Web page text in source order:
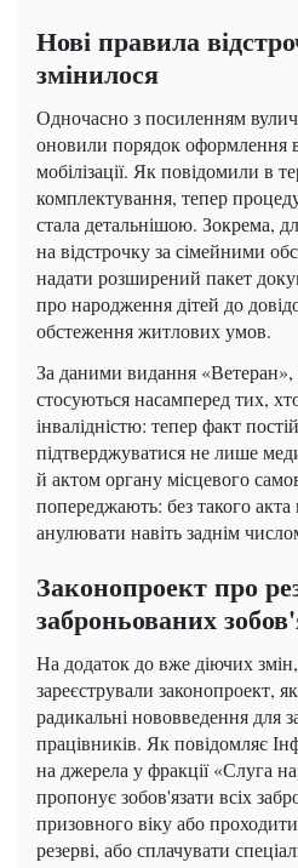
Нові правила
змінилося
Одночасно з посиленням
оновили порядок оформлення
мобілізації. Як повідомили в
комплектування, тепер
стала детальнішою. Зокрема,
на відстрочку за сімейними
надати розширений пакет
про народження дітей до
обстеження житлових умов.
За даними видання
стосуються насамперед тих,
інвалідністю: тепер факт
підтверджуватися не лише
й актом органу місцевого
попереджають: без такого
анулювати навіть заднім
Законопроект про
заброньованих
На додаток до вже діючих
зареєстрували законопроект,
радикальні нововведення для
працівників. Як повідомляє
на джерела у фракції «Слуга
пропонує зобов'язати всіх
призовного віку або
резерві, або сплачувати